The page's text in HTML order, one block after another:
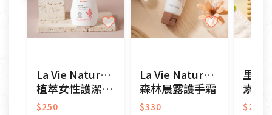
不適用七天鑑賞期商品：
以數位或電磁紀錄形式儲存之商品、易於變質或損壞
接受原片換新。
衣飾鞋類-如T恤，如於送達後水洗或污損者。
美容保養用品、內衣褲、襪子、口罩等私人消耗性產
La Vie Naturelle
植萃女性護潔慕絲
$250
La Vie Naturelle
森林晨露護手霜
$330
里仁
素皂
$29